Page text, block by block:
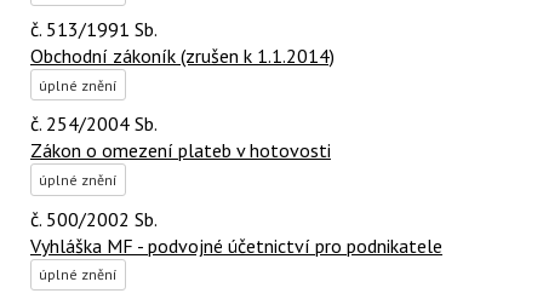
č. 513/1991 Sb.
Obchodní zákoník (zrušen k 1.1.2014)
úplné znění
č. 254/2004 Sb.
Zákon o omezení plateb v hotovosti
úplné znění
č. 500/2002 Sb.
Vyhláška MF - podvojné účetnictví pro podnikatele
úplné znění